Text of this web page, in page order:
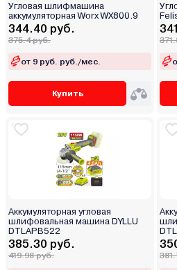
Угловая шлифмашина
аккумуляторная Worx WX800.9
344.40 руб.
375.4 руб.
от 9 руб. руб./мес.
Купить
Аккумуляторная угловая
шлифовальная машина DYLLU
DTLAPB522
385.30 руб.
419.98 руб.